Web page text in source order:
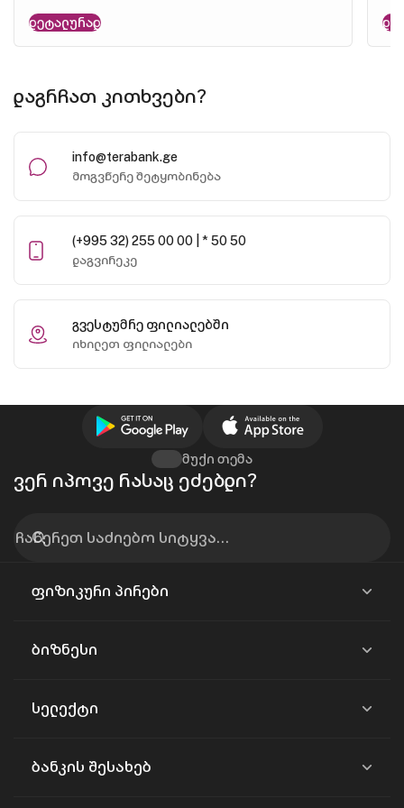
დეტალურად
დაგრჩათ კითხვები?
info@terabank.ge
მოგვწერე შეტყობინება
(+995 32) 255 00 00 | * 50 50
დაგვირეკე
გვესტუმრე ფილიალებში
იხილეთ ფილიალები
ვერ იპოვე რასაც ეძებდი?
მუქი თემა
ფიზიკური პირები
ბიზნესი
სელექტი
ბანკის შესახებ